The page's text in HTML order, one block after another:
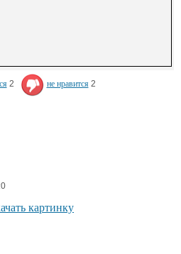
2 не нравится 2
картинку